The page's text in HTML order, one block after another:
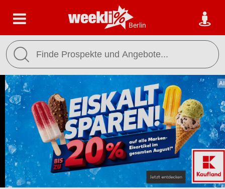
Berlin